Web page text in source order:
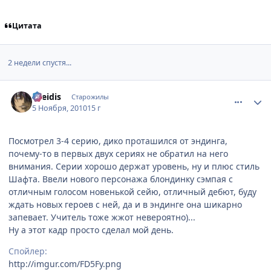
Цитата
2 недели спустя...
Greidis Старожилы
5 Ноября, 201015 г
Посмотрел 3-4 серию, дико проташился от эндинга,
почему-то в первых двух сериях не обратил на него
внимания. Серии хорошо держат уровень, ну и плюс стиль
Шафта. Ввели нового персонажа блондинку сэмпая с
отличным голосом новенькой сейю, отличный дебют, буду
ждать новых героев с ней, да и в эндинге она шикарно
запевает. Учитель тоже жжот невероятно)...
Ну а этот кадр просто сделал мой день.
Спойлер:
http://imgur.com/FD5Fy.png